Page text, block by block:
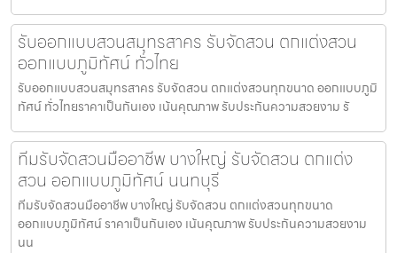
รับออกแบบสวนสมุทรสาคร รับจัดสวน ตกแต่งสวน
ออกแบบภูมิทัศน์ ทั่วไทย
รับออกแบบสวนสมุทรสาคร รับจัดสวน ตกแต่งสวนทุกขนาด ออกแบบภูมิ
ทัศน์ ทั่วไทยราคาเป็นกันเอง เน้นคุณภาพ รับประกันความสวยงาม รั
ทีมรับจัดสวนมืออาชีพ บางใหญ่ รับจัดสวน ตกแต่ง
สวน ออกแบบภูมิทัศน์ นนทบุรี
ทีมรับจัดสวนมืออาชีพ บางใหญ่ รับจัดสวน ตกแต่งสวนทุกขนาด
ออกแบบภูมิทัศน์ ราคาเป็นกันเอง เน้นคุณภาพ รับประกันความสวยงาม
นน